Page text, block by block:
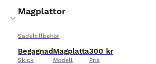
Magplattor
Sadeltillbehör
Begagnad
Skick
Magplatta
Modell
300 kr
Pris